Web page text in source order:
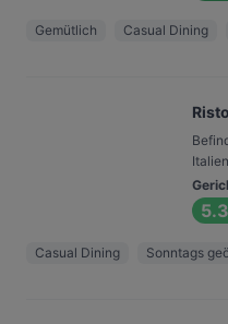
Gemütlich Casual Dining
5.3
Casual Dining Sonntags